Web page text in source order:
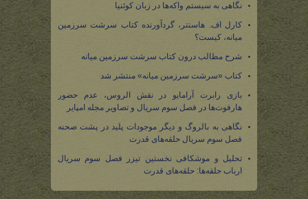
نگاهی به سیستم واکه‌ها در زبان کوئنیا
کارل اف. هاستتر، گردآورنده کتاب سرشت سرزمین
میانه، کیست؟
شرح مطالب درون کتاب سرشت سرزمین میانه
کتاب «سرشت سرزمین میانه» منتشر شد
بازی رابرت آرامایو در نقش الروس، عدم حضور
هارفوت‌ها در فصل سوم سریال و تصاویر مجله امپایر
نگاهی به بالروگ و دیگر موجودات پلید در پشت صحنه
فصل سوم سریال حلقه‌های قدرت
تحلیل و موشکافی نخستین تیزر فصل سوم سریال
ارباب حلقه‌ها: حلقه‌های قدرت